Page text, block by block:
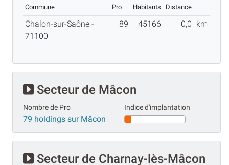
Commune
Pro
Habitants Distance
Chalon-sur-Saône -
71100
89 45166 0,0 km
Secteur de Mâcon
Nombre de Pro
79 holdings sur Mâcon
Indice d'implantation
Secteur de Charnay-lès-Mâcon